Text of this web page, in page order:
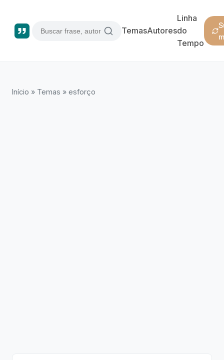
TemasAutores
Linha
do
Tempo
Início » Temas » esforço